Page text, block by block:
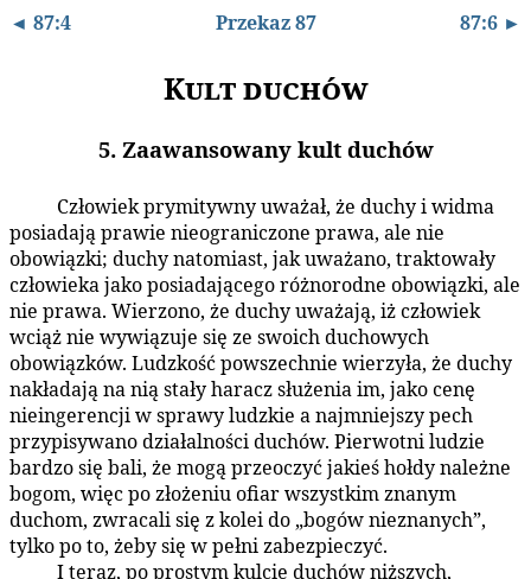
◄ 87:4 Przekaz 87 87:6 ►
Kult duchów
5. Zaawansowany kult duchów
Człowiek prymitywny uważał, że duchy i widma
posiadają prawie nieograniczone prawa, ale nie
obowiązki; duchy natomiast, jak uważano, traktowały
człowieka jako posiadającego różnorodne obowiązki, ale
nie prawa. Wierzono, że duchy uważają, iż człowiek
wciąż nie wywiązuje się ze swoich duchowych
obowiązków. Ludzkość powszechnie wierzyła, że duchy
nakładają na nią stały haracz służenia im, jako cenę
nieingerencji w sprawy ludzkie a najmniejszy pech
przypisywano działalności duchów. Pierwotni ludzie
bardzo się bali, że mogą przeoczyć jakieś hołdy należne
bogom, więc po złożeniu ofiar wszystkim znanym
duchom, zwracali się z kolei do „bogów nieznanych”,
tylko po to, żeby się w pełni zabezpieczyć.
I teraz, po prostym kulcie duchów niższych,